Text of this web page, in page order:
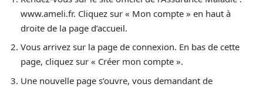
www.ameli.fr. Cliquez sur « Mon compte » en haut à
droite de la page d’accueil.
Vous arrivez sur la page de connexion. En bas de cette
page, cliquez sur « Créer mon compte ».
Une nouvelle page s’ouvre, vous demandant de